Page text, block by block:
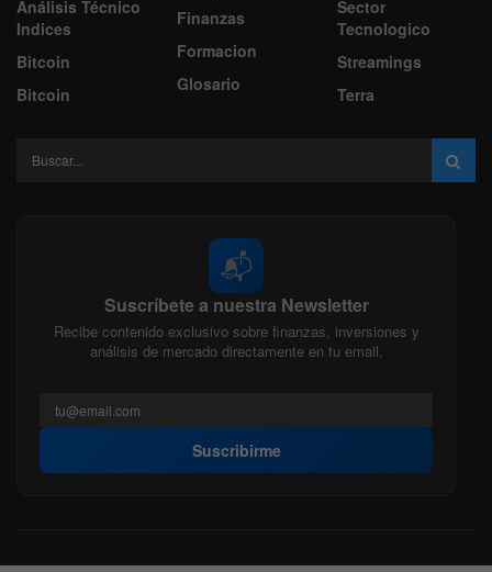
Análisis Técnico
Indices
Bitcoin
Bitcoin
Finanzas
Formacion
Glosario
Sector
Tecnologico
Streamings
Terra
📬
Suscríbete a nuestra Newsletter
Recibe contenido exclusivo sobre finanzas, inversiones y
análisis de mercado directamente en tu email.
Suscribirme